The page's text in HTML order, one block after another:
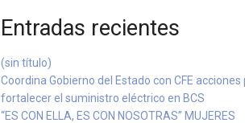
Entradas recientes
(sin título)
Coordina Gobierno del Estado con CFE acciones
fortalecer el suministro eléctrico en BCS
“ES CON ELLA, ES CON NOSOTRAS” MUJERES